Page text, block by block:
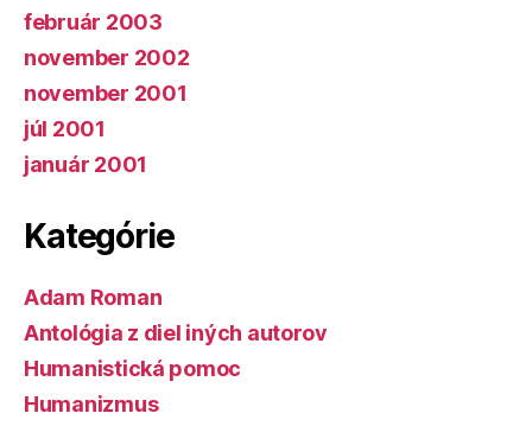
február 2003
november 2002
november 2001
júl 2001
január 2001
Kategórie
Adam Roman
Antológia z diel iných autorov
Humanistická pomoc
Humanizmus